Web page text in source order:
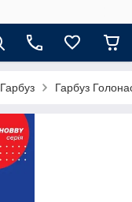
Гарбуз Гарбуз